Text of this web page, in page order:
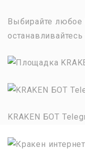
Выбирайте любое
KRAKEN БОТ